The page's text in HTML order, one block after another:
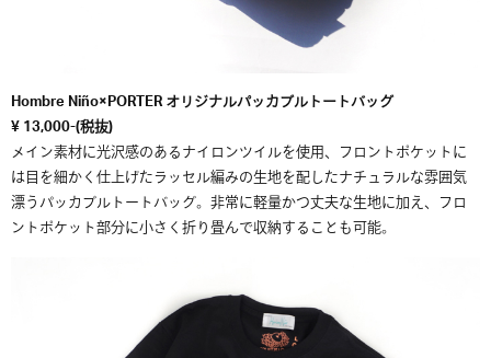
Hombre Niño×PORTER オリジナルパッカブルトートバッグ
¥ 13,000-(税抜)
メイン素材に光沢感のあるナイロンツイルを使用、フロントポケットに
は目を細かく仕上げたラッセル編みの生地を配したナチュラルな雰囲気
漂うパッカブルトートバッグ。非常に軽量かつ丈夫な生地に加え、フロ
ントポケット部分に小さく折り畳んで収納することも可能。